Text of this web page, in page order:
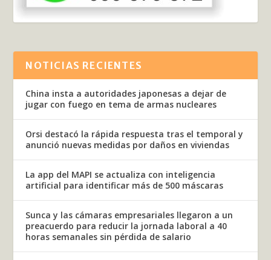
NOTICIAS RECIENTES
China insta a autoridades japonesas a dejar de
jugar con fuego en tema de armas nucleares
Orsi destacó la rápida respuesta tras el temporal y
anunció nuevas medidas por daños en viviendas
La app del MAPI se actualiza con inteligencia
artificial para identificar más de 500 máscaras
Sunca y las cámaras empresariales llegaron a un
preacuerdo para reducir la jornada laboral a 40
horas semanales sin pérdida de salario